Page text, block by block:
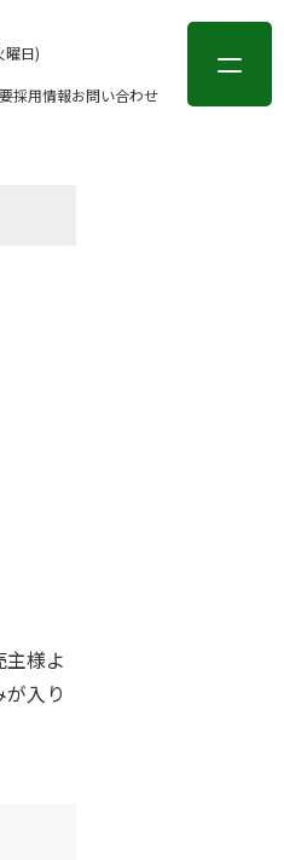
曜日)
採用情報お問い合わせ
ログイン
様よ
入り